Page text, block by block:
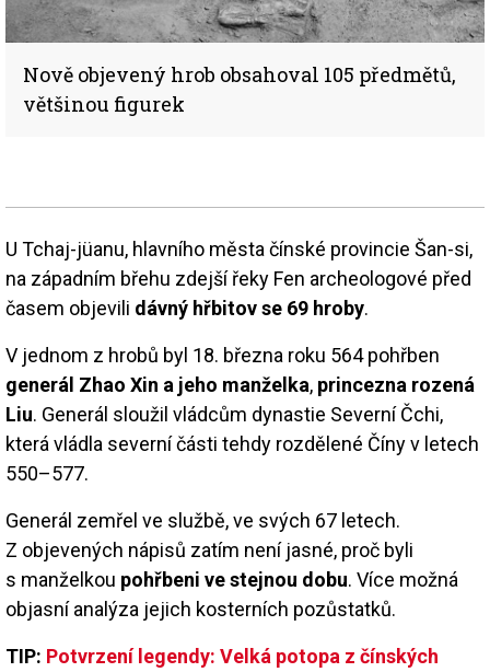
Nově objevený hrob obsahoval 105 předmětů,
většinou figurek
U Tchaj-jüanu, hlavního města čínské provincie Šan-si,
na západním břehu zdejší řeky Fen archeologové před
časem objevili dávný hřbitov se 69 hroby.
V jednom z hrobů byl 18. března roku 564 pohřben
generál Zhao Xin a jeho manželka, princezna rozená
Liu. Generál sloužil vládcům dynastie Severní Čchi,
která vládla severní části tehdy rozdělené Číny v letech
550–577.
Generál zemřel ve službě, ve svých 67 letech.
Z objevených nápisů zatím není jasné, proč byli
s manželkou pohřbeni ve stejnou dobu. Více možná
objasní analýza jejich kosterních pozůstatků.
TIP: Potvrzení legendy: Velká potopa z čínských